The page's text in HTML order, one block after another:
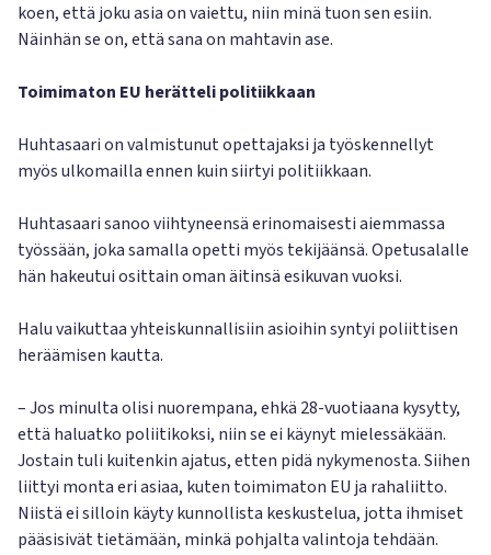
koen, että joku asia on vaiettu, niin minä tuon sen esiin.
Näinhän se on, että sana on mahtavin ase.
Toimimaton EU herätteli politiikkaan
Huhtasaari on valmistunut opettajaksi ja työskennellyt
myös ulkomailla ennen kuin siirtyi politiikkaan.
Huhtasaari sanoo viihtyneensä erinomaisesti aiemmassa
työssään, joka samalla opetti myös tekijäänsä. Opetusalalle
hän hakeutui osittain oman äitinsä esikuvan vuoksi.
Halu vaikuttaa yhteiskunnallisiin asioihin syntyi poliittisen
heräämisen kautta.
– Jos minulta olisi nuorempana, ehkä 28-vuotiaana kysytty,
että haluatko poliitikoksi, niin se ei käynyt mielessäkään.
Jostain tuli kuitenkin ajatus, etten pidä nykymenosta. Siihen
liittyi monta eri asiaa, kuten toimimaton EU ja rahaliitto.
Niistä ei silloin käyty kunnollista keskustelua, jotta ihmiset
pääsisivät tietämään, minkä pohjalta valintoja tehdään.